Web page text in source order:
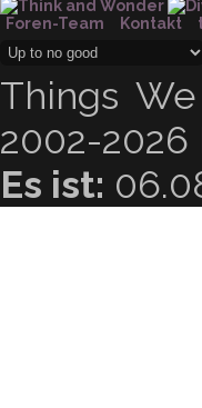
Foren-Team Kontakt
Things
2002-2026
Es ist: